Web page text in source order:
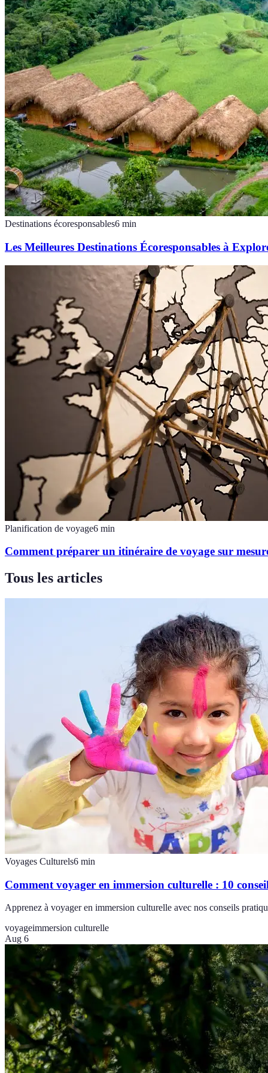
Destinations écoresponsables6 min
Les Meilleures Destinations Écoresponsables à
Planification de voyage6 min
Comment préparer un itinéraire de voyage sur
Tous les articles
Voyages Culturels6 min
Comment voyager en immersion culturelle : 10
Apprenez à voyager en immersion culturelle avec nos conseils
voyageimmersion culturelle
Aug 6